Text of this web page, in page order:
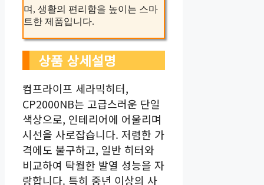
며, 생활의 편리함을 높이는 스마
트한 제품입니다.
상품 상세설명
컴프라이프 세라믹히터,
CP2000NB는 고급스러운 단일
색상으로, 인테리어에 어울리며
시선을 사로잡습니다. 저렴한 가
격에도 불구하고, 일반 히터와
비교하여 탁월한 발열 성능을 자
랑합니다. 특히 중년 이상의 사